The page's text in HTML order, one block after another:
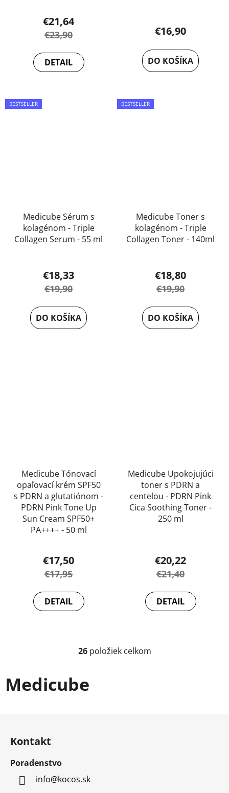
€21,64
€23,90
DETAIL
€16,90
DO KOŠÍKA
BESTSELLER
Medicube Sérum s
kolagénom - Triple
Collagen Serum - 55 ml
€18,33
€19,90
DO KOŠÍKA
BESTSELLER
Medicube Toner s
kolagénom - Triple
Collagen Toner - 140ml
€18,80
€19,90
DO KOŠÍKA
Medicube Tónovací
opaľovací krém SPF50
s PDRN a glutatiónom -
PDRN Pink Tone Up
Sun Cream SPF50+
PA++++ - 50 ml
€17,50
€17,95
DETAIL
Medicube Upokojujúci
toner s PDRN a
centelou - PDRN Pink
Cica Soothing Toner -
250 ml
produktu
je
5,0
z
€20,22
€21,40
DETAIL
O
26položiek celkom
Medicube
Kontakt
Poradenstvo
info@kocos.sk